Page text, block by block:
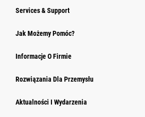
Services & Support
Jak Możemy Pomóc?
Informacje O Firmie
Rozwiązania Dla Przemysłu
Aktualności I Wydarzenia